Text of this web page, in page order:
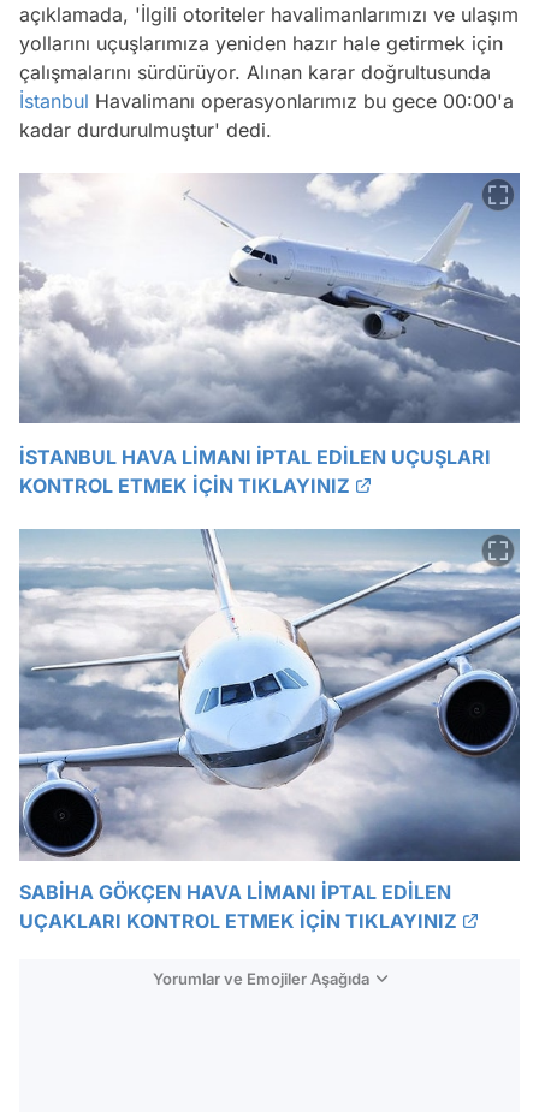
açıklamada, 'İlgili otoriteler havalimanlarımızı ve ulaşım
yollarını uçuşlarımıza yeniden hazır hale getirmek için
çalışmalarını sürdürüyor. Alınan karar doğrultusunda
İstanbul Havalimanı operasyonlarımız bu gece 00:00'a
kadar durdurulmuştur' dedi.
İSTANBUL HAVA LİMANI İPTAL EDİLEN UÇUŞLARI
KONTROL ETMEK İÇİN TIKLAYINIZ
SABİHA GÖKÇEN HAVA LİMANI İPTAL EDİLEN
UÇAKLARI KONTROL ETMEK İÇİN TIKLAYINIZ
Yorumlar ve Emojiler Aşağıda